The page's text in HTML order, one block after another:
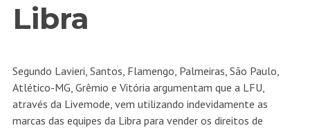
Libra
Segundo Lavieri, Santos, Flamengo, Palmeiras, São Paulo,
Atlético-MG, Grêmio e Vitória argumentam que a LFU,
através da Livemode, vem utilizando indevidamente as
marcas das equipes da Libra para vender os direitos de